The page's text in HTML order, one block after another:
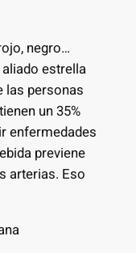
negro…
estrella
las personas
un 35%
enfermedades
previene
arterias. Eso